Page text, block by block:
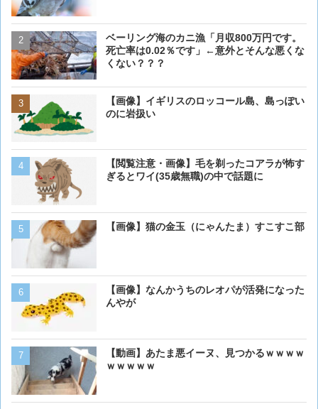
ベーリング海のカニ漁「月収800万円です。
死亡率は0.02％です」←意外とそんな悪くな
くない？？？
【画像】イギリスのロッコール島、島っぽい
のに岩扱い
【閲覧注意・画像】毛を剃ったコアラが怖す
ぎるとワイ(35歳無職)の中で話題に
【画像】猫の金玉（にゃんたま）すこすこ部
【画像】なんかうちのレオパが活発になった
んやが
【動画】あたま悪イーヌ、見つかるｗｗｗｗ
ｗｗｗｗｗ
【閲覧注意・画像】毛を剃
ぎるとワイ(35歳無職)の中
【画像】イギリスのロッコ
【画像】猫が抱きついてく
【画像】 アメリカのケー
【画像】ボクの横に来る実
ベーリング海のカニ漁「月